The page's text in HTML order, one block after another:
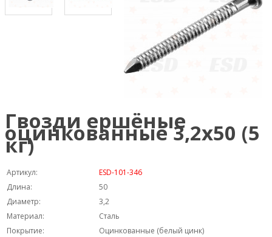
Гвозди ершёные
оцинкованные 3,2х50 (5
кг)
Артикул:
ESD-101-346
Длина:
50
Диаметр:
3,2
Материал:
Сталь
Покрытие:
Оцинкованные (белый цинк)